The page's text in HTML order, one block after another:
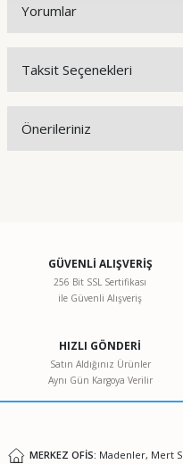
Yorumlar
Taksit Seçenekleri
Önerileriniz
Ürün resmi kalitesiz,
Ürün açıklamasında
Ürün fiyatı diğer
Bu ürüne benzer farklı
0,00 TL
GÜVENLİ ALIŞVERİŞ
256 Bit SSL Sertifikası
ile Güvenli Alışveriş
HIZLI GÖNDERİ
Satın Aldığınız Ürünler
Aynı Gün Kargoya Verilir
MERKEZ OFİS: Madenler, Mert